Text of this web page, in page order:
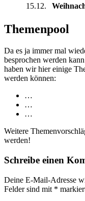
15.12.
Themenpool
Da es ja immer mal
besprochen werden
haben wir hier einige
werden können:
…
…
…
Weitere
werden!
Schreibe einen
Deine E-Mail-Adresse
Felder sind mit *